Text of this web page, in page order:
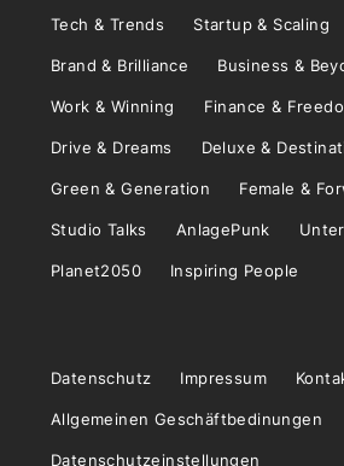
Tech & Trends Startup & Scaling
Brand & Brilliance Business &
Work & Winning Finance &
Drive & Dreams Deluxe &
Green & Generation Female &
Studio Talks AnlagePunk
Planet2050 Inspiring People
Datenschutz Impressum
Allgemeinen Geschäftbedinungen
Datenschutzeinstellungen